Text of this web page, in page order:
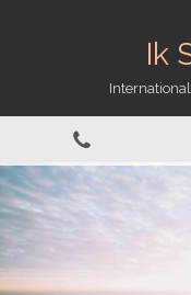
Ik